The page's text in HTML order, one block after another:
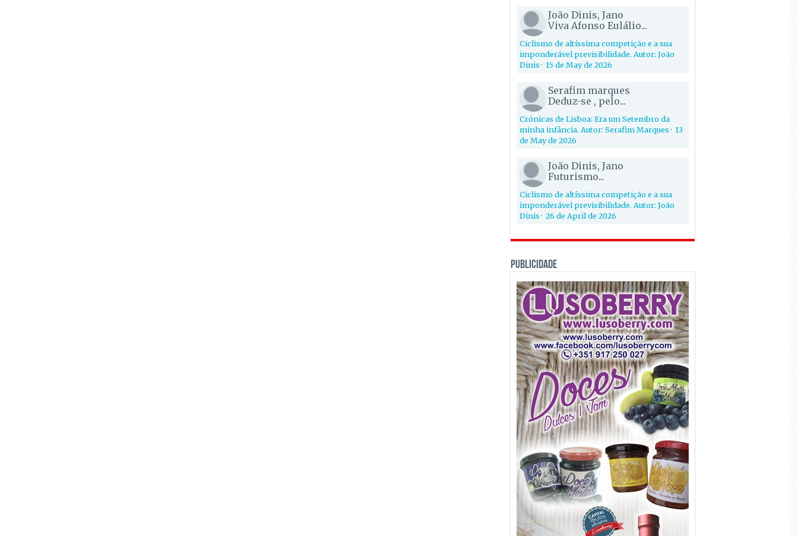
João Dinis, Jano
Viva Afonso Eulálio...
Ciclismo de altíssima competição e a sua
imponderável previsibilidade. Autor: João
Dinis· 15 de May de 2026
Serafim marques
Deduz-se , pelo...
Crónicas de Lisboa: Era um Setembro da
minha infância. Autor: Serafim Marques· 13
de May de 2026
João Dinis, Jano
Futurismo...
Ciclismo de altíssima competição e a sua
imponderável previsibilidade. Autor: João
Dinis· 26 de April de 2026
PUBLICIDADE